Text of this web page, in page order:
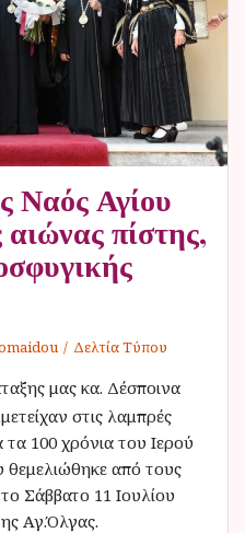
Ναός Αγίου
πίστης,
Δελτία Τύπου
μας κα. Δέσποινα
στις λαμπρές
τα 100 χρόνια του Ιερού
από τους
Σάββατο 11 Ιουλίου
Αγ.Όλγας.